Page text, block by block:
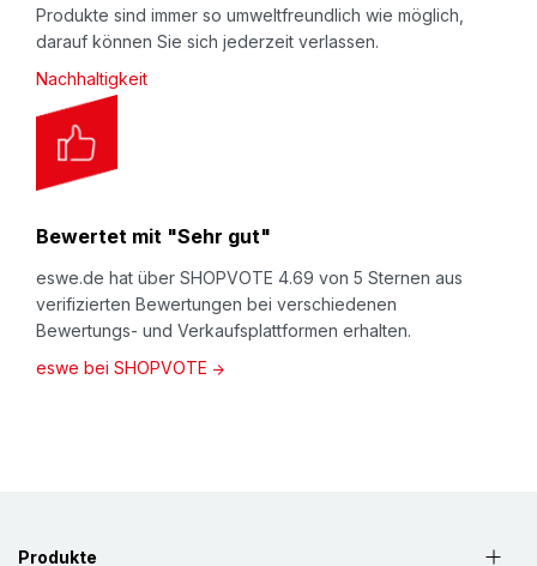
Produkte sind immer so umweltfreundlich wie möglich,
darauf können Sie sich jederzeit verlassen.
Nachhaltigkeit
Bewertet mit "Sehr gut"
eswe.de hat über SHOPVOTE 4.69 von 5 Sternen aus
verifizierten Bewertungen bei verschiedenen
Bewertungs- und Verkaufsplattformen erhalten.
eswe bei SHOPVOTE
Produkte